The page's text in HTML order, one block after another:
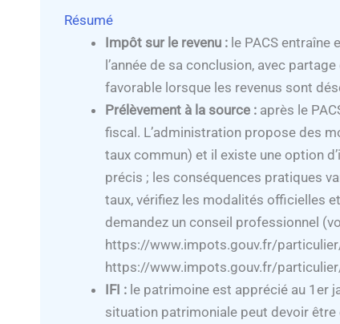
Résumé
Impôt sur le revenu : le PACS
l’année de sa conclusion, avec
favorable lorsque les revenus sont
Prélèvement à la source : après le
fiscal. L’administration propose des
taux commun) et il existe une option
précis ; les conséquences pratiques
taux, vérifiez les modalités officielles
demandez un conseil professionnel
https://www.impots.gouv.fr/
https://www.impots.gouv.fr/
IFI : le patrimoine est apprécié au 1er
situation patrimoniale peut devoir être